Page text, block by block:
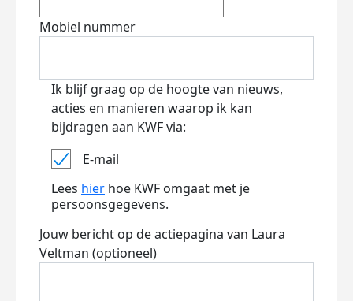
Mobiel nummer
Ik blijf graag op de hoogte van nieuws,
acties en manieren waarop ik kan
bijdragen aan KWF via:
E-mail
Lees hier hoe KWF omgaat met je
persoonsgegevens.
Jouw bericht op de actiepagina van Laura
Veltman (optioneel)